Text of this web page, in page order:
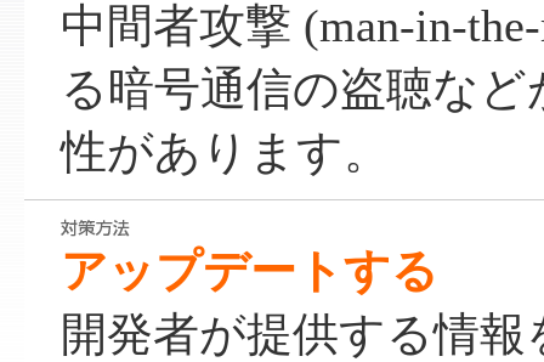
中間者攻撃 (man-in-
る暗号通信の盗聴な
性があります。
アップデートする
開発者が提供する情